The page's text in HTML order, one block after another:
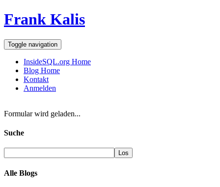
Frank Kalis
Toggle navigation
InsideSQL.org Home
Blog Home
Kontakt
Anmelden
Formular wird geladen...
Suche
Alle Blogs